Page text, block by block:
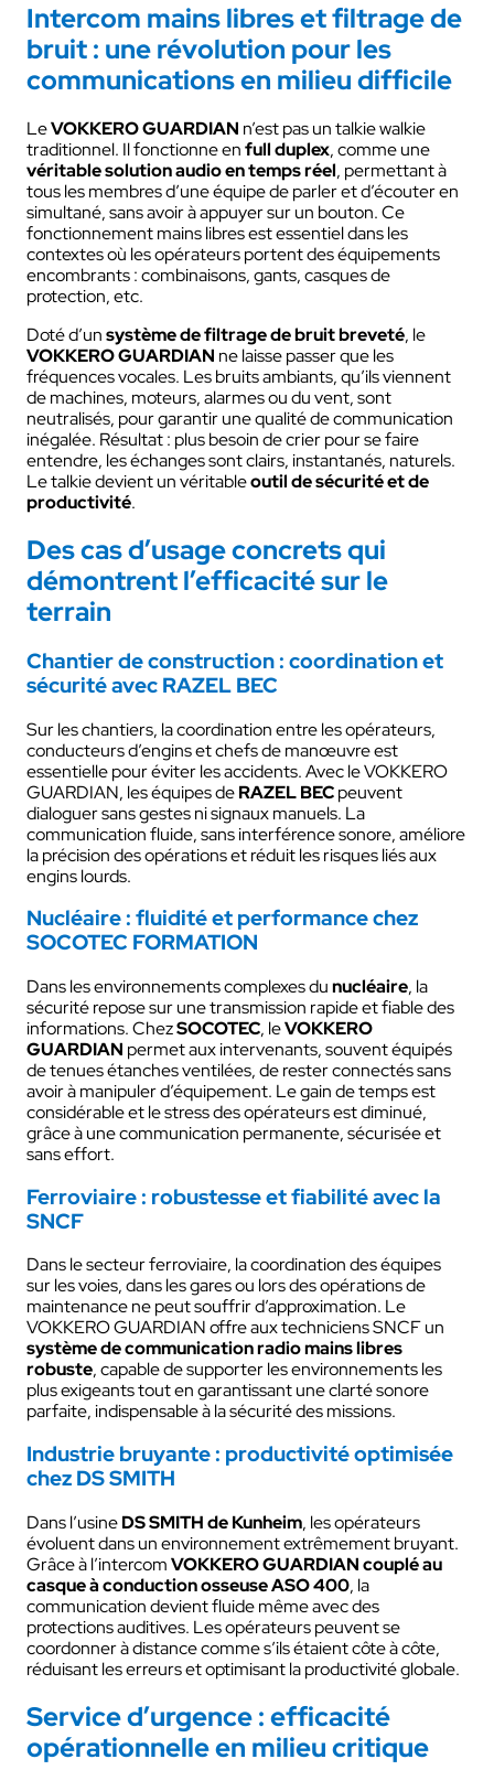
Intercom mains libres et filtrage de
bruit : une révolution pour les
communications en milieu difficile
LeVOKKERO GUARDIAN n’est pas un talkie walkie
traditionnel. Il fonctionne enfull duplex, comme une
véritable solution audio en temps réel, permettant à
tous les membres d’une équipe de parler et d’écouter en
simultané, sans avoir à appuyer sur un bouton. Ce
fonctionnement mains libres est essentiel dans les
contextes où les opérateurs portent des équipements
encombrants : combinaisons, gants, casques de
protection, etc.
Doté d’unsystème de filtrage de bruit breveté, le
VOKKERO GUARDIAN ne laisse passer que les
fréquences vocales. Les bruits ambiants, qu’ils viennent
de machines, moteurs, alarmes ou du vent, sont
neutralisés, pour garantir une qualité de communication
inégalée. Résultat : plus besoin de crier pour se faire
entendre, les échanges sont clairs, instantanés, naturels.
Le talkie devient un véritableoutil de sécurité et de
productivité.
Des cas d’usage concrets qui
démontrent l’efficacité sur le
terrain
Chantier de construction : coordination et
sécurité avec RAZEL BEC
Sur les chantiers, la coordination entre les opérateurs,
conducteurs d’engins et chefs de manœuvre est
essentielle pour éviter les accidents. Avec le VOKKERO
GUARDIAN, les équipes deRAZEL BECpeuvent
dialoguer sans gestes ni signaux manuels. La
communication fluide, sans interférence sonore, améliore
la précision des opérations et réduit les risques liés aux
engins lourds.
Nucléaire : fluidité et performance chez
SOCOTEC FORMATION
Dans les environnements complexes dunucléaire, la
sécurité repose sur une transmission rapide et fiable des
informations. ChezSOCOTEC, leVOKKERO
GUARDIAN permet aux intervenants, souvent équipés
de tenues étanches ventilées, de rester connectés sans
avoir à manipuler d’équipement. Le gain de temps est
considérable et le stress des opérateurs est diminué,
grâce à une communication permanente, sécurisée et
sans effort.
Ferroviaire : robustesse et fiabilité avec la
SNCF
Dans le secteur ferroviaire, la coordination des équipes
sur les voies, dans les gares ou lors des opérations de
maintenance ne peut souffrir d’approximation. Le
VOKKERO GUARDIAN offre aux techniciens SNCF un
système de communication radio mains libres
robuste, capable de supporter les environnements les
plus exigeants tout en garantissant une clarté sonore
parfaite, indispensable à la sécurité des missions.
Industrie bruyante : productivité optimisée
chez DS SMITH
Dans l’usineDS SMITH de Kunheim, les opérateurs
évoluent dans un environnement extrêmement bruyant.
Grâce à l’intercomVOKKERO GUARDIAN couplé au
casque à conduction osseuse ASO 400, la
communication devient fluide même avec des
protections auditives. Les opérateurs peuvent se
coordonner à distance comme s’ils étaient côte à côte,
réduisant les erreurs et optimisant la productivité globale.
Service d’urgence : efficacité
opérationnelle en milieu critique